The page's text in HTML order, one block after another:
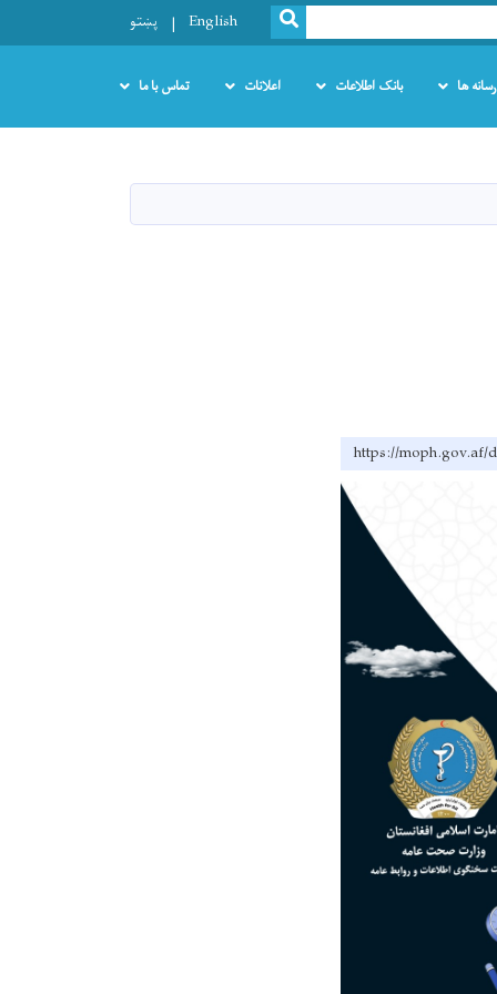
SEARCH
English پښتو
رسانه ها بانک اطلاعات اعلانات تماس با ما
https://moph.gov.af/